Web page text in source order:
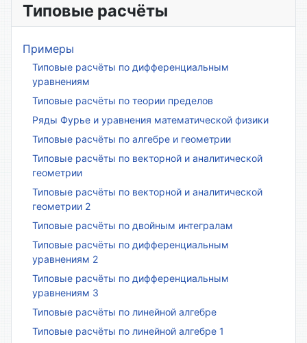
Типовые расчёты
Примеры
Типовые расчёты по дифференциальным
уравнениям
Типовые расчёты по теории пределов
Ряды Фурье и уравнения математической физики
Типовые расчёты по алгебре и геометрии
Типовые расчёты по векторной и аналитической
геометрии
Типовые расчёты по векторной и аналитической
геометрии 2
Типовые расчёты по двойным интегралам
Типовые расчёты по дифференциальным
уравнениям 2
Типовые расчёты по дифференциальным
уравнениям 3
Типовые расчёты по линейной алгебре
Типовые расчёты по линейной алгебре 1